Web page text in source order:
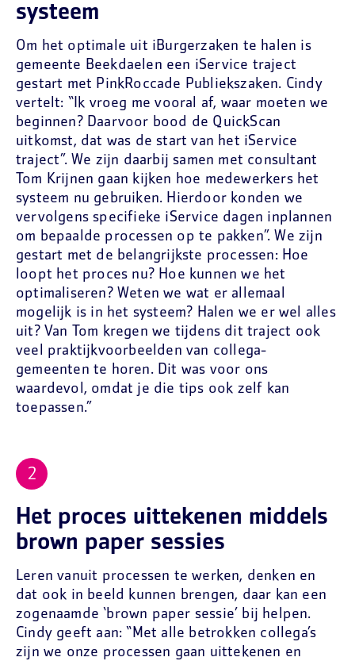
systeem
Om het optimale uit iBurgerzaken te halen is
gemeente Beekdaelen een iService traject
gestart met PinkRoccade Publiekszaken. Cindy
vertelt: “Ik vroeg me vooral af, waar moeten we
beginnen? Daarvoor bood de QuickScan
uitkomst, dat was de start van het iService
traject”. We zijn daarbij samen met consultant
Tom Krijnen gaan kijken hoe medewerkers het
systeem nu gebruiken. Hierdoor konden we
vervolgens specifieke iService dagen inplannen
om bepaalde processen op te pakken”. We zijn
gestart met de belangrijkste processen: Hoe
loopt het proces nu? Hoe kunnen we het
optimaliseren? Weten we wat er allemaal
mogelijk is in het systeem? Halen we er wel alles
uit? Van Tom kregen we tijdens dit traject ook
veel praktijkvoorbeelden van collega-
gemeenten te horen. Dit was voor ons
waardevol, omdat je die tips ook zelf kan
toepassen.”
Het proces uittekenen middels
brown paper sessies
Leren vanuit processen te werken, denken en
dat ook in beeld kunnen brengen, daar kan een
zogenaamde ‘brown paper sessie’ bij helpen.
Cindy geeft aan: “Met alle betrokken collega’s
zijn we onze processen gaan uittekenen en